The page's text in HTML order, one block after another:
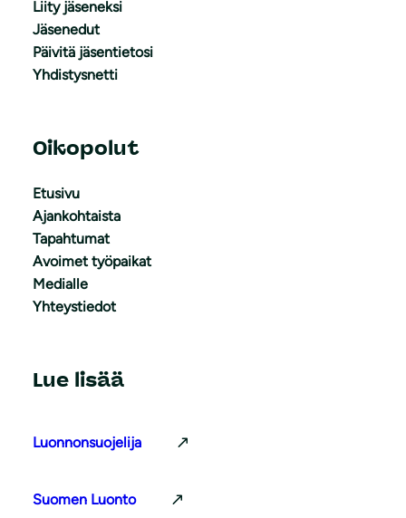
Liity jäseneksi
Jäsenedut
Päivitä jäsentietosi
Yhdistysnetti
Oikopolut
Etusivu
Ajankohtaista
Tapahtumat
Avoimet työpaikat
Medialle
Yhteystiedot
Lue lisää
Luonnonsuojelija
Suomen Luonto